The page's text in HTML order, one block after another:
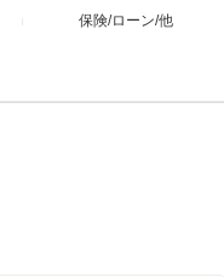
保険/ローン/他